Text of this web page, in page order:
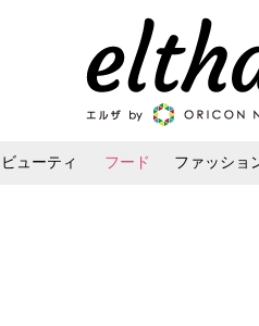
ビューティ フード ファッショ